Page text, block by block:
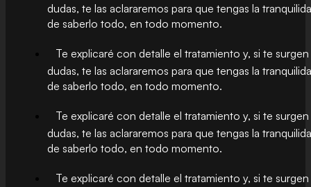
dudas, te las aclararemos para que tengas la
de saberlo todo, en todo momento.
Te explicaré con detalle el tratamiento y, si te surgen
dudas, te las aclararemos para que tengas la
de saberlo todo, en todo momento.
Te explicaré con detalle el tratamiento y, si te surgen
dudas, te las aclararemos para que tengas la
de saberlo todo, en todo momento.
Te explicaré con detalle el tratamiento y, si te surgen